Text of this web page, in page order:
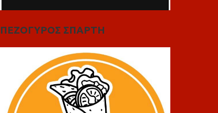
ΠΕΖΟΓΥΡΟΣ ΣΠΑΡΤΗ